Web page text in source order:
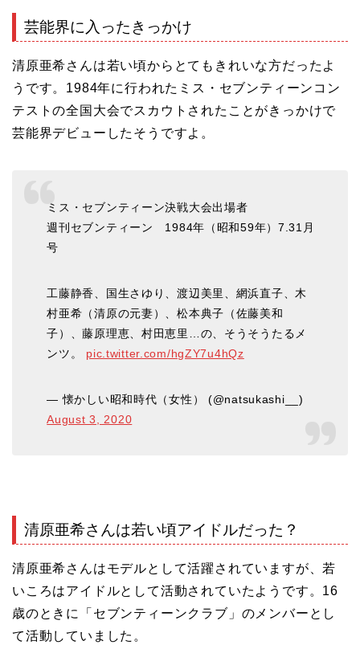
芸能界に入ったきっかけ
清原亜希さんは若い頃からとてもきれいな方だったよ
うです。1984年に行われたミス・セブンティーンコン
テストの全国大会でスカウトされたことがきっかけで
芸能界デビューしたそうですよ。
ミス・セブンティーン決戦大会出場者
週刊セブンティーン 1984年（昭和59年）7.31月
号
工藤静香、国生さゆり、渡辺美里、網浜直子、木
村亜希（清原の元妻）、松本典子（佐藤美和
子）、藤原理恵、村田恵里…の、そうそうたるメ
ンツ。 pic.twitter.com/hgZY7u4hQz
— 懐かしい昭和時代（女性） (@natsukashi__)
August 3, 2020
清原亜希さんは若い頃アイドルだった？
清原亜希さんはモデルとして活躍されていますが、若
いころはアイドルとして活動されていたようです。16
歳のときに「セブンティーンクラブ」のメンバーとし
て活動していました。